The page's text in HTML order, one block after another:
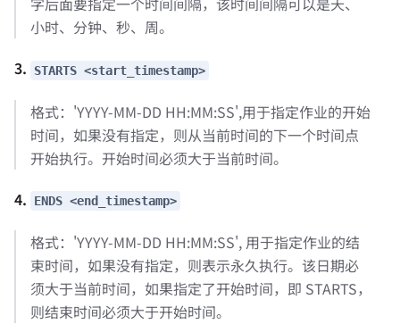
小时、分钟、秒、周。
3.
STARTS <start_timestamp>
格式：'YYYY-MM-DD HH:MM:SS',用于指定作业的开始
时间，如果没有指定，则从当前时间的下一个时间点
开始执行。开始时间必须大于当前时间。
4.
ENDS <end_timestamp>
格式：'YYYY-MM-DD HH:MM:SS', 用于指定作业的结
束时间，如果没有指定，则表示永久执行。该日期必
须大于当前时间，如果指定了开始时间，即 STARTS，
则结束时间必须大于开始时间。